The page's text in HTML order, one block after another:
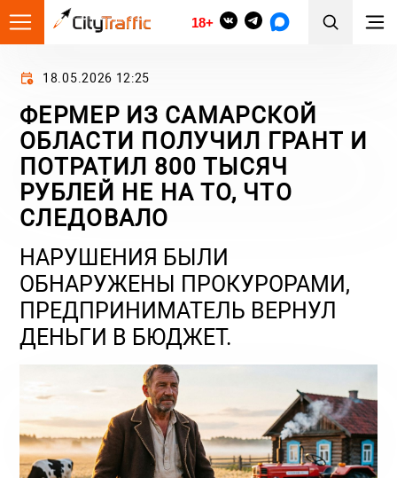
18+
18.05.2026 12:25
ФЕРМЕР ИЗ САМАРСКОЙ
ОБЛАСТИ ПОЛУЧИЛ ГРАНТ И
ПОТРАТИЛ 800 ТЫСЯЧ
РУБЛЕЙ НЕ НА ТО, ЧТО
СЛЕДОВАЛО
НАРУШЕНИЯ БЫЛИ
ОБНАРУЖЕНЫ ПРОКУРОРАМИ,
ПРЕДПРИНИМАТЕЛЬ ВЕРНУЛ
ДЕНЬГИ В БЮДЖЕТ.